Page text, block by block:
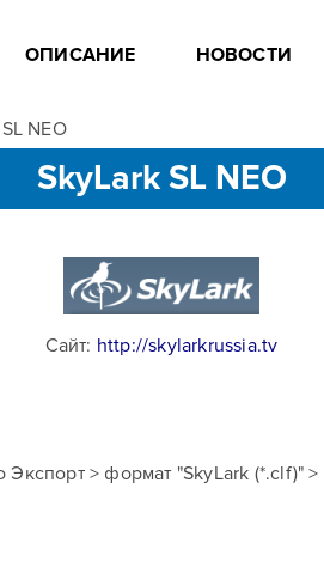
ОПИСАНИЕ НОВОСТИ
NEO
SkyLark SL NEO
Сайт: http://skylarkrussia.tv
> формат "SkyLark (*.clf)" >